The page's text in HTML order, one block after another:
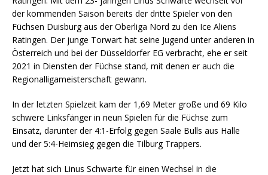
der kommenden Saison bereits der dritte Spieler von den
Füchsen Duisburg aus der Oberliga Nord zu den Ice Aliens
Ratingen. Der junge Torwart hat seine Jugend unter anderen in
Österreich und bei der Düsseldorfer EG verbracht, ehe er seit
2021 in Diensten der Füchse stand, mit denen er auch die
Regionalligameisterschaft gewann.
In der letzten Spielzeit kam der 1,69 Meter große und 69 Kilo
schwere Linksfänger in neun Spielen für die Füchse zum
Einsatz, darunter der 4:1-Erfolg gegen Saale Bulls aus Halle
und der 5:4-Heimsieg gegen die Tilburg Trappers.
Jetzt hat sich Linus Schwarte für einen Wechsel in die